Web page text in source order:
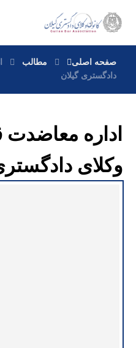
صفحه اصلی مطالب
دادگستری گیلان
اداره
وکلای